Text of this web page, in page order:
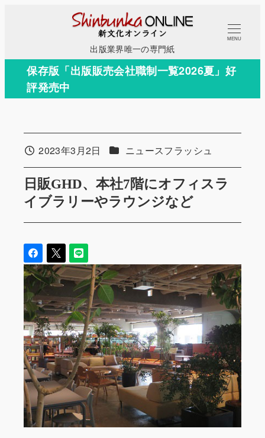
コ
テ
出版業界唯一の専門紙
MENU
保存版「出版販売会社職制一覧2026夏」好
評発売中
日販GHD、本社7階にオフィスラ
イブラリーやラウンジなど
投稿日2023年3月2日 カテゴリー
ニュースフラッシュ